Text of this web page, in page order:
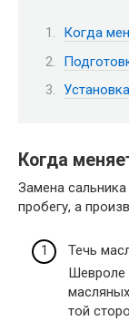
Когда
Когда
Замена
пробегу, а
Течь
Шевроле
той